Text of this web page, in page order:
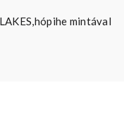
mintával